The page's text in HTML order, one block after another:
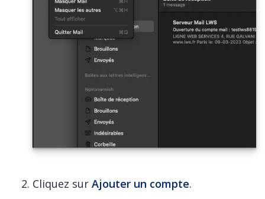
Cliquez sur Ajouter un compte.